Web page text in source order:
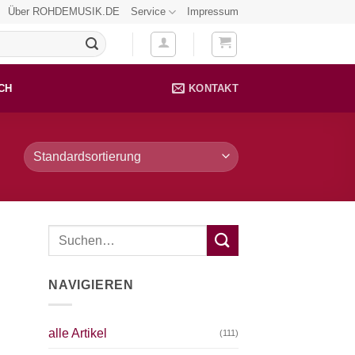
Über ROHDEMUSIK.DE Service Impressum
KONTAKT
NAVIGIEREN
alle Artikel (111)